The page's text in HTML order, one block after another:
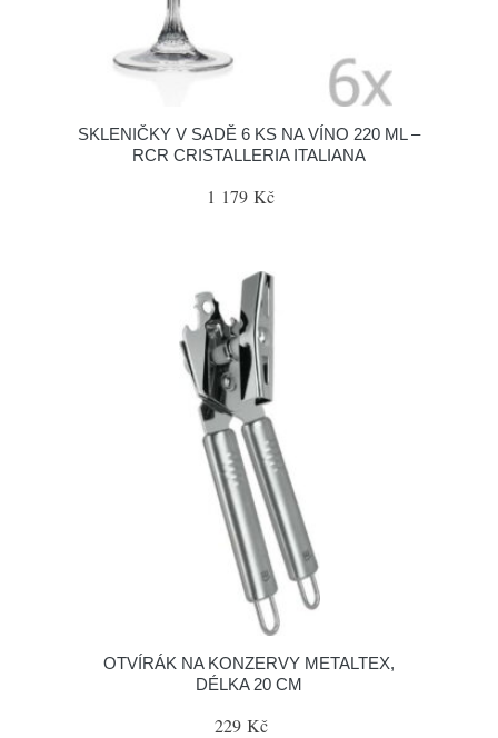
SKLENIČKY V SADĚ 6 KS NA VÍNO 220 ML –
RCR CRISTALLERIA ITALIANA
1 179 Kč
OTVÍRÁK NA KONZERVY METALTEX,
DÉLKA 20 CM
229 Kč